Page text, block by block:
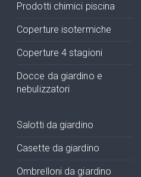
Prodotti chimici piscina
Coperture isotermiche
Coperture 4 stagioni
Docce da giardino e
nebulizzatori
Salotti da giardino
Casette da giardino
Ombrelloni da giardino